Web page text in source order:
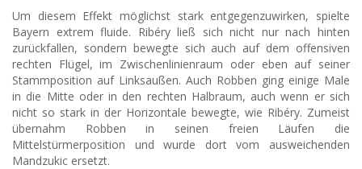
Um diesem Effekt möglichst stark entgegenzuwirken, spielte
Bayern extrem fluide. Ribéry ließ sich nicht nur nach hinten
zurückfallen, sondern bewegte sich auch auf dem offensiven
rechten Flügel, im Zwischenlinienraum oder eben auf seiner
Stammposition auf Linksaußen. Auch Robben ging einige Male
in die Mitte oder in den rechten Halbraum, auch wenn er sich
nicht so stark in der Horizontale bewegte, wie Ribéry. Zumeist
übernahm Robben in seinen freien Läufen die
Mittelstürmerposition und wurde dort vom ausweichenden
Mandzukic ersetzt.